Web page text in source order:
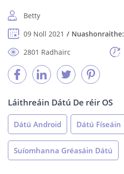
Betty
09 Noll 2021
Nuashonraithe:
2801 Radhairc
Láithreáin Dátú De réir OS
Dátú Android Dátú Físeáin
Suíomhanna Gréasáin Dátú